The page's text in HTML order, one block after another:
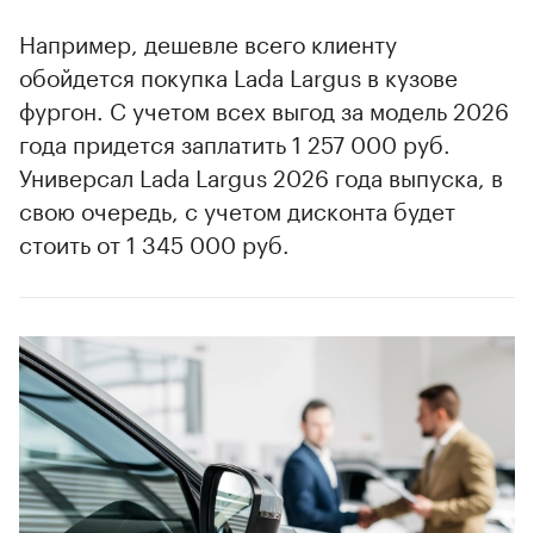
Например, дешевле всего клиенту
обойдется покупка Lada Largus в кузове
фургон. С учетом всех выгод за модель 2026
года придется заплатить 1 257 000 руб.
Универсал Lada Largus 2026 года выпуска, в
свою очередь, с учетом дисконта будет
стоить от 1 345 000 руб.